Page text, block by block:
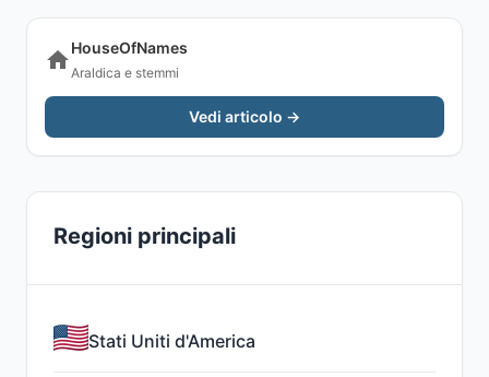
HouseOfNames
Araldica e stemmi
Vedi articolo →
Regioni principali
Stati Uniti d'America